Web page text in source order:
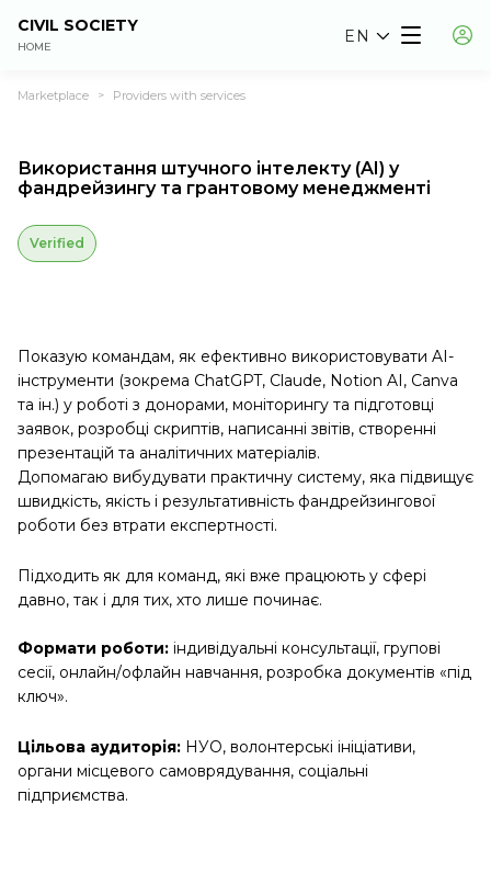
CIVIL SOCIETY
HOME
EN
Marketplace > Providers with services
Використання штучного інтелекту (AI) у
фандрейзингу та грантовому менеджменті
Verified
Показую командам, як ефективно використовувати AI-
інструменти (зокрема ChatGPT, Claude, Notion AI, Canva
та ін.) у роботі з донорами, моніторингу та підготовці
заявок, розробці скриптів, написанні звітів, створенні
презентацій та аналітичних матеріалів.
Допомагаю вибудувати практичну систему, яка підвищує
швидкість, якість і результативність фандрейзингової
роботи без втрати експертності.
Підходить як для команд, які вже працюють у сфері
давно, так і для тих, хто лише починає.
Формати роботи: індивідуальні консультації, групові
сесії, онлайн/офлайн навчання, розробка документів «під
ключ».
Цільова аудиторія: НУО, волонтерські ініціативи,
органи місцевого самоврядування, соціальні
підприємства.